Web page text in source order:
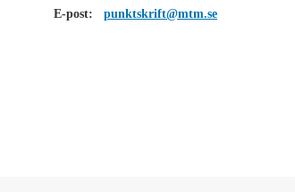
E-post:
punktskrift@mtm.se